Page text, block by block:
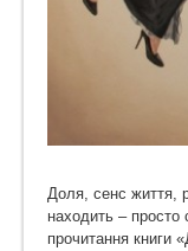
Доля, сенс життя,
находить – просто
прочитання книги